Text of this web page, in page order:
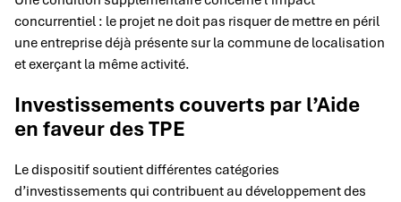
concurrentiel : le projet ne doit pas risquer de mettre en péril
une entreprise déjà présente sur la commune de localisation
et exerçant la même activité.
Investissements couverts par l’Aide
en faveur des TPE
Le dispositif soutient différentes catégories
d’investissements qui contribuent au développement des